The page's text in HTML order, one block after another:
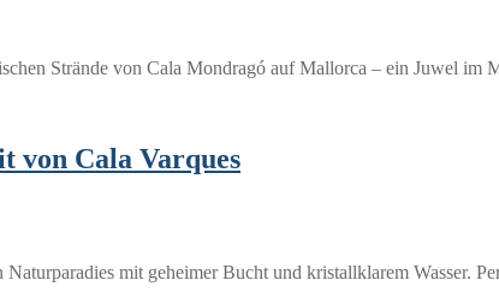
Strände von Cala Mondragó auf Mallorca – ein Juwel im
von Cala Varques
mit geheimer Bucht und kristallklarem Wasser.